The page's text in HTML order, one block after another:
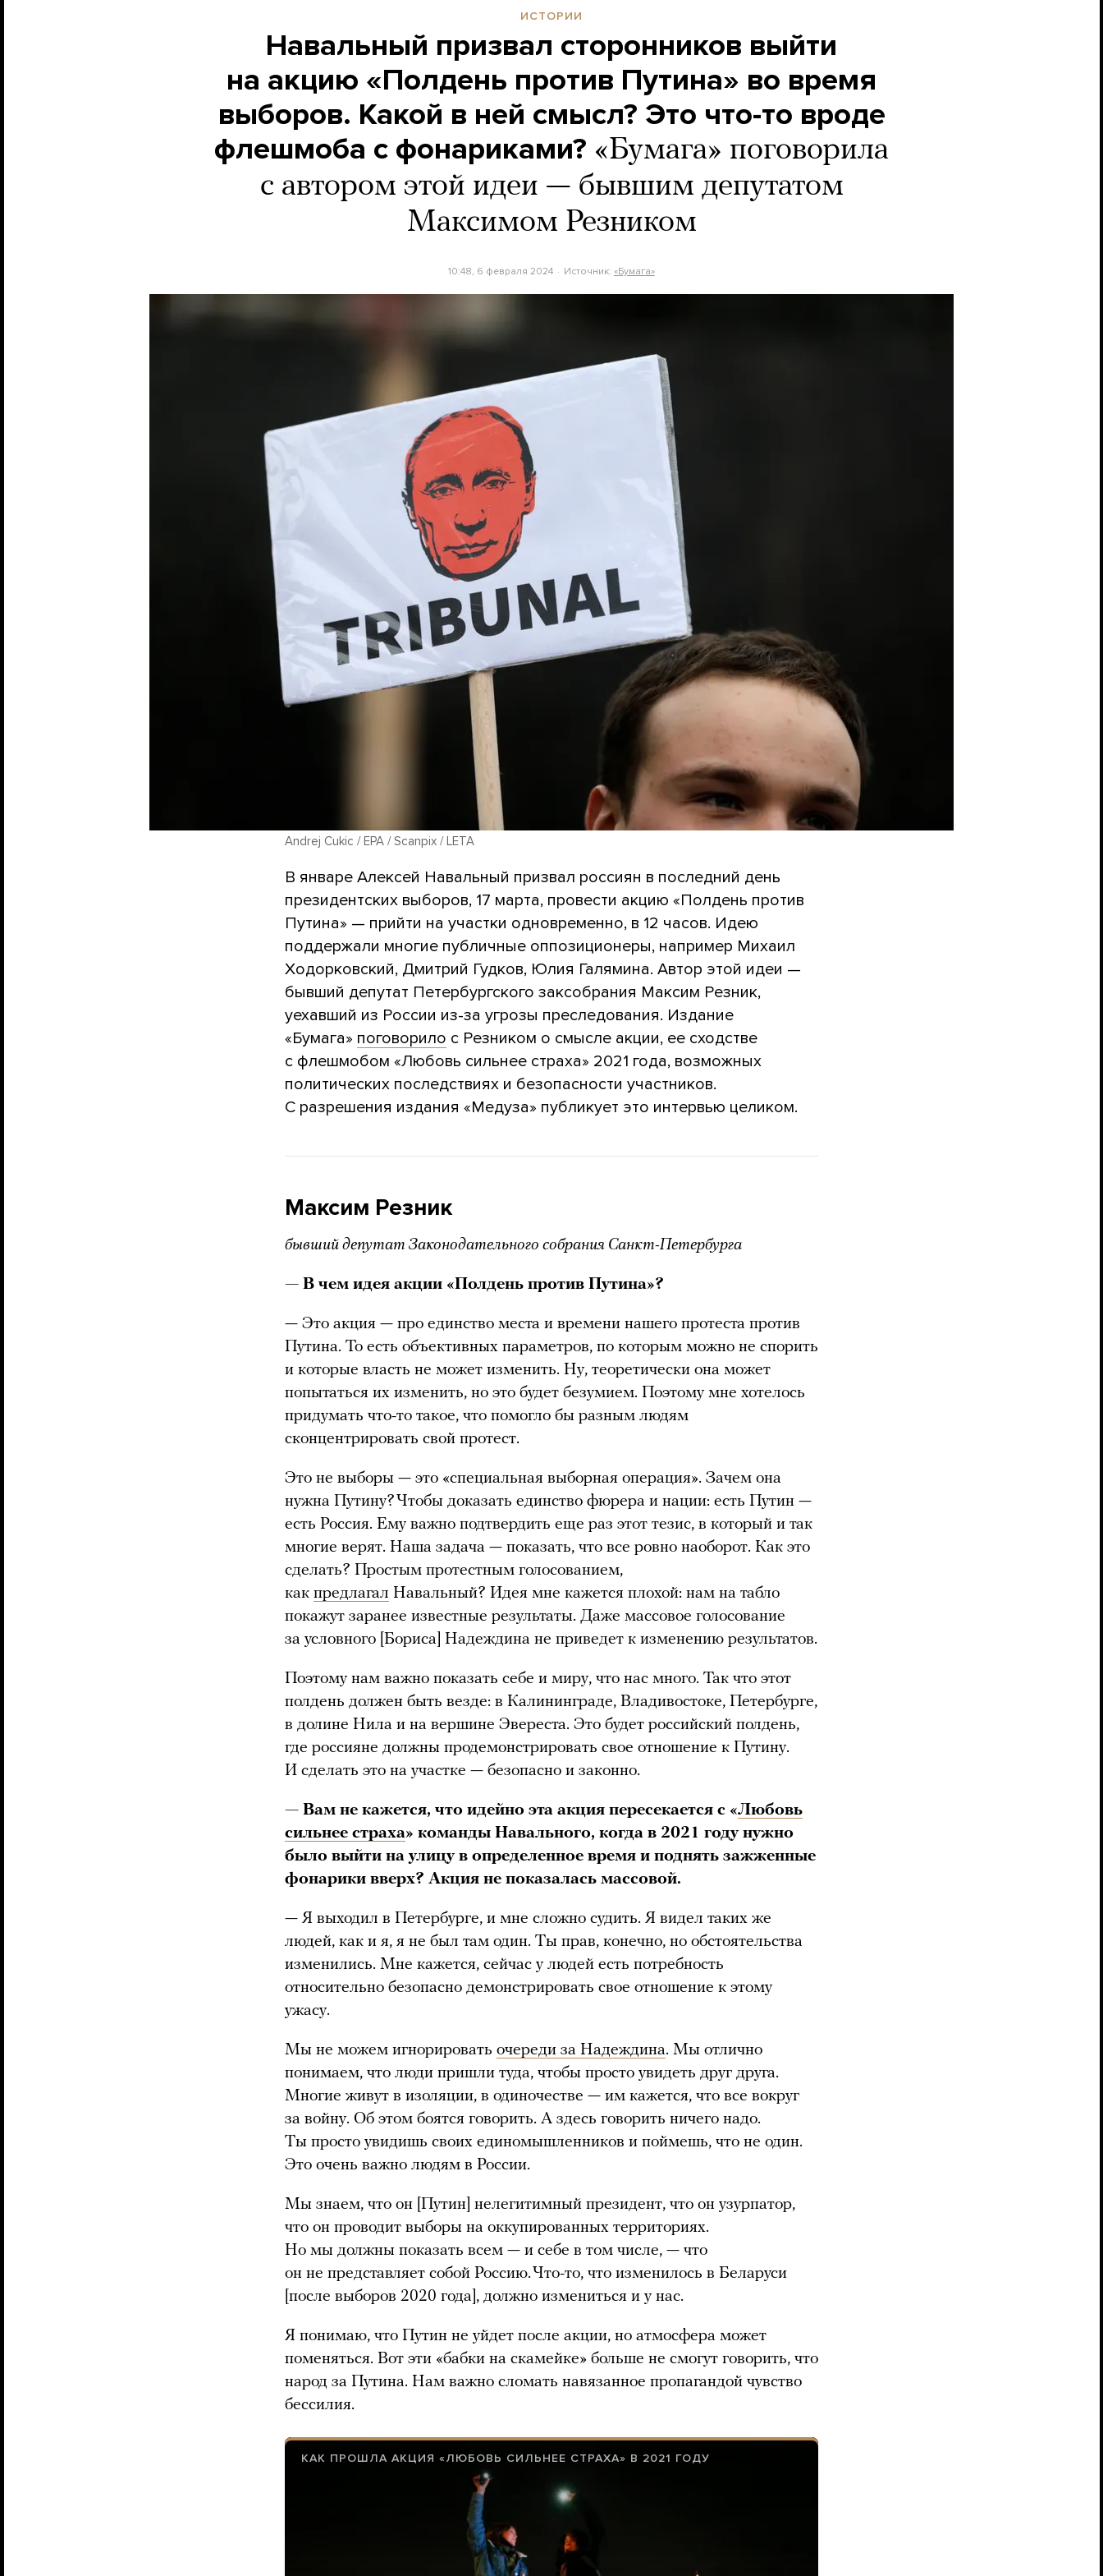
ИСТОРИИ
Навальный призвал сторонников выйти
на акцию «Полдень против Путина» во время
выборов. Какой в ней смысл? Это что-то вроде
флешмоба с фонариками? «Бумага» поговорила
с автором этой идеи — бывшим депутатом
Максимом Резником
10:48, 6 февраля 2024 Источник: «Бумага»
Andrej Cukic / EPA / Scanpix / LETA
В январе Алексей Навальный призвал россиян в последний день
президентских выборов, 17 марта, провести акцию «Полдень против
Путина» — прийти на участки одновременно, в 12 часов. Идею
поддержали многие публичные оппозиционеры, например Михаил
Ходорковский, Дмитрий Гудков, Юлия Галямина. Автор этой идеи —
бывший депутат Петербургского заксобрания Максим Резник,
уехавший из России из-за угрозы преследования. Издание
«Бумага» поговорило с Резником о смысле акции, ее сходстве
с флешмобом «Любовь сильнее страха» 2021 года, возможных
политических последствиях и безопасности участников.
С разрешения издания «Медуза» публикует это интервью целиком.
Максим Резник
бывший депутат Законодательного собрания Санкт-Петербурга
— В чем идея акции «Полдень против Путина»?
— Это акция — про единство места и времени нашего протеста против
Путина. То есть объективных параметров, по которым можно не спорить
и которые власть не может изменить. Ну, теоретически она может
попытаться их изменить, но это будет безумием. Поэтому мне хотелось
придумать что-то такое, что помогло бы разным людям
сконцентрировать свой протест.
Это не выборы — это «специальная выборная операция». Зачем она
нужна Путину? Чтобы доказать единство фюрера и нации: есть Путин —
есть Россия. Ему важно подтвердить еще раз этот тезис, в который и так
многие верят. Наша задача — показать, что все ровно наоборот. Как это
сделать? Простым протестным голосованием,
как предлагал Навальный? Идея мне кажется плохой: нам на табло
покажут заранее известные результаты. Даже массовое голосование
за условного [Бориса] Надеждина не приведет к изменению результатов.
Поэтому нам важно показать себе и миру, что нас много. Так что этот
полдень должен быть везде: в Калининграде, Владивостоке, Петербурге,
в долине Нила и на вершине Эвереста. Это будет российский полдень,
где россияне должны продемонстрировать свое отношение к Путину.
И сделать это на участке — безопасно и законно.
— Вам не кажется, что идейно эта акция пересекается с «Любовь
сильнее страха» команды Навального, когда в 2021 году нужно
было выйти на улицу в определенное время и поднять зажженные
фонарики вверх? Акция не показалась массовой.
— Я выходил в Петербурге, и мне сложно судить. Я видел таких же
людей, как и я, я не был там один. Ты прав, конечно, но обстоятельства
изменились. Мне кажется, сейчас у людей есть потребность
относительно безопасно демонстрировать свое отношение к этому
ужасу.
Мы не можем игнорировать очереди за Надеждина. Мы отлично
понимаем, что люди пришли туда, чтобы просто увидеть друг друга.
Многие живут в изоляции, в одиночестве — им кажется, что все вокруг
за войну. Об этом боятся говорить. А здесь говорить ничего надо.
Ты просто увидишь своих единомышленников и поймешь, что не один.
Это очень важно людям в России.
Мы знаем, что он [Путин] нелегитимный президент, что он узурпатор,
что он проводит выборы на оккупированных территориях.
Но мы должны показать всем — и себе в том числе, — что
он не представляет собой Россию. Что-то, что изменилось в Беларуси
[после выборов 2020 года], должно измениться и у нас.
Я понимаю, что Путин не уйдет после акции, но атмосфера может
поменяться. Вот эти «бабки на скамейке» больше не смогут говорить, что
народ за Путина. Нам важно сломать навязанное пропагандой чувство
бессилия.
КАК ПРОШЛА АКЦИЯ «ЛЮБОВЬ СИЛЬНЕЕ СТРАХА» В 2021 ГОДУ